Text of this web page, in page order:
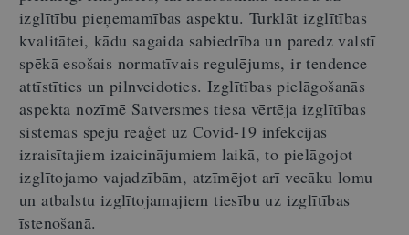
izglītību pieņemamības aspektu. Turklāt izglītības
kvalitātei, kādu sagaida sabiedrība un paredz valstī
spēkā esošais normatīvais regulējums, ir tendence
attīstīties un pilnveidoties. Izglītības pielāgošanās
aspekta nozīmē Satversmes tiesa vērtēja izglītības
sistēmas spēju reaģēt uz Covid-19 infekcijas
izraisītajiem izaicinājumiem laikā, to pielāgojot
izglītojamo vajadzībām, atzīmējot arī vecāku lomu
un atbalstu izglītojamajiem tiesību uz izglītības
īstenošanā.